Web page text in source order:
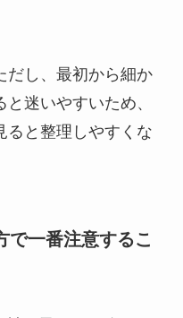
だし、最初から細か
迷いやすいため、
ると整理しやすくな
で一番注意するこ